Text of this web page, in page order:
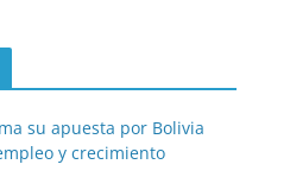
su apuesta por Bolivia
y crecimiento